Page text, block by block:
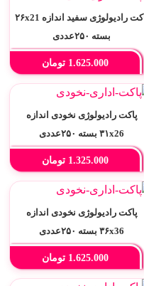
پاکت رادیولوژی سفید اندازه ۲۶x21
بسته ۲۵۰عددی
1.625.000 تومان
پاکت رادیولوژی نخودی اندازه
۳۱x26 بسته ۲۵۰عددی
1.325.000 تومان
پاکت رادیولوژی نخودی اندازه
۳۶x36 بسته ۲۵۰عددی
1.625.000 تومان